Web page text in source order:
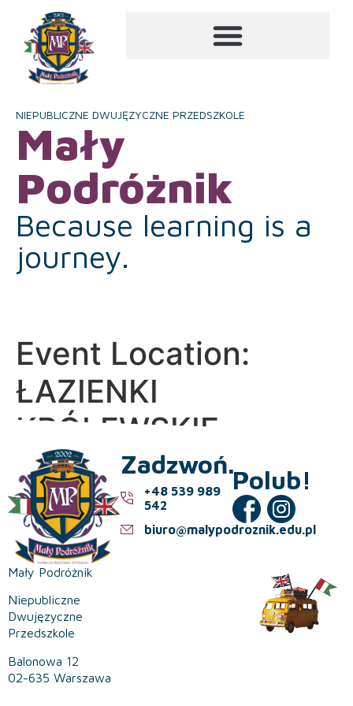
NIEPUBLICZNE DWUJĘZYCZNE PRZEDSZKOLE
Mały
Podróżnik
Because learning is a
journey.
Event Location:
ŁAZIENKI
KRÓLEWSKIE
Mały Podróżnik
Niepubliczne
Dwujęzyczne
Przedszkole
Balonowa 12
02-635 Warszawa
Zadzwoń.
+48 539 989
542
biuro@malypodroznik.edu.pl
Polub!